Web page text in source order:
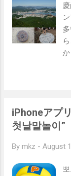
※
iPhoneアプ
첫낱말놀이”
By mkz - August